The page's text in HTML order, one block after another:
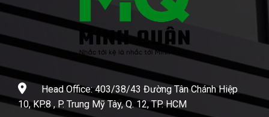
Head Office: 403/38/43 Đường Tân Chánh Hiệp
10, KP.8 , P. Trung Mỹ Tây, Q. 12, TP. HCM